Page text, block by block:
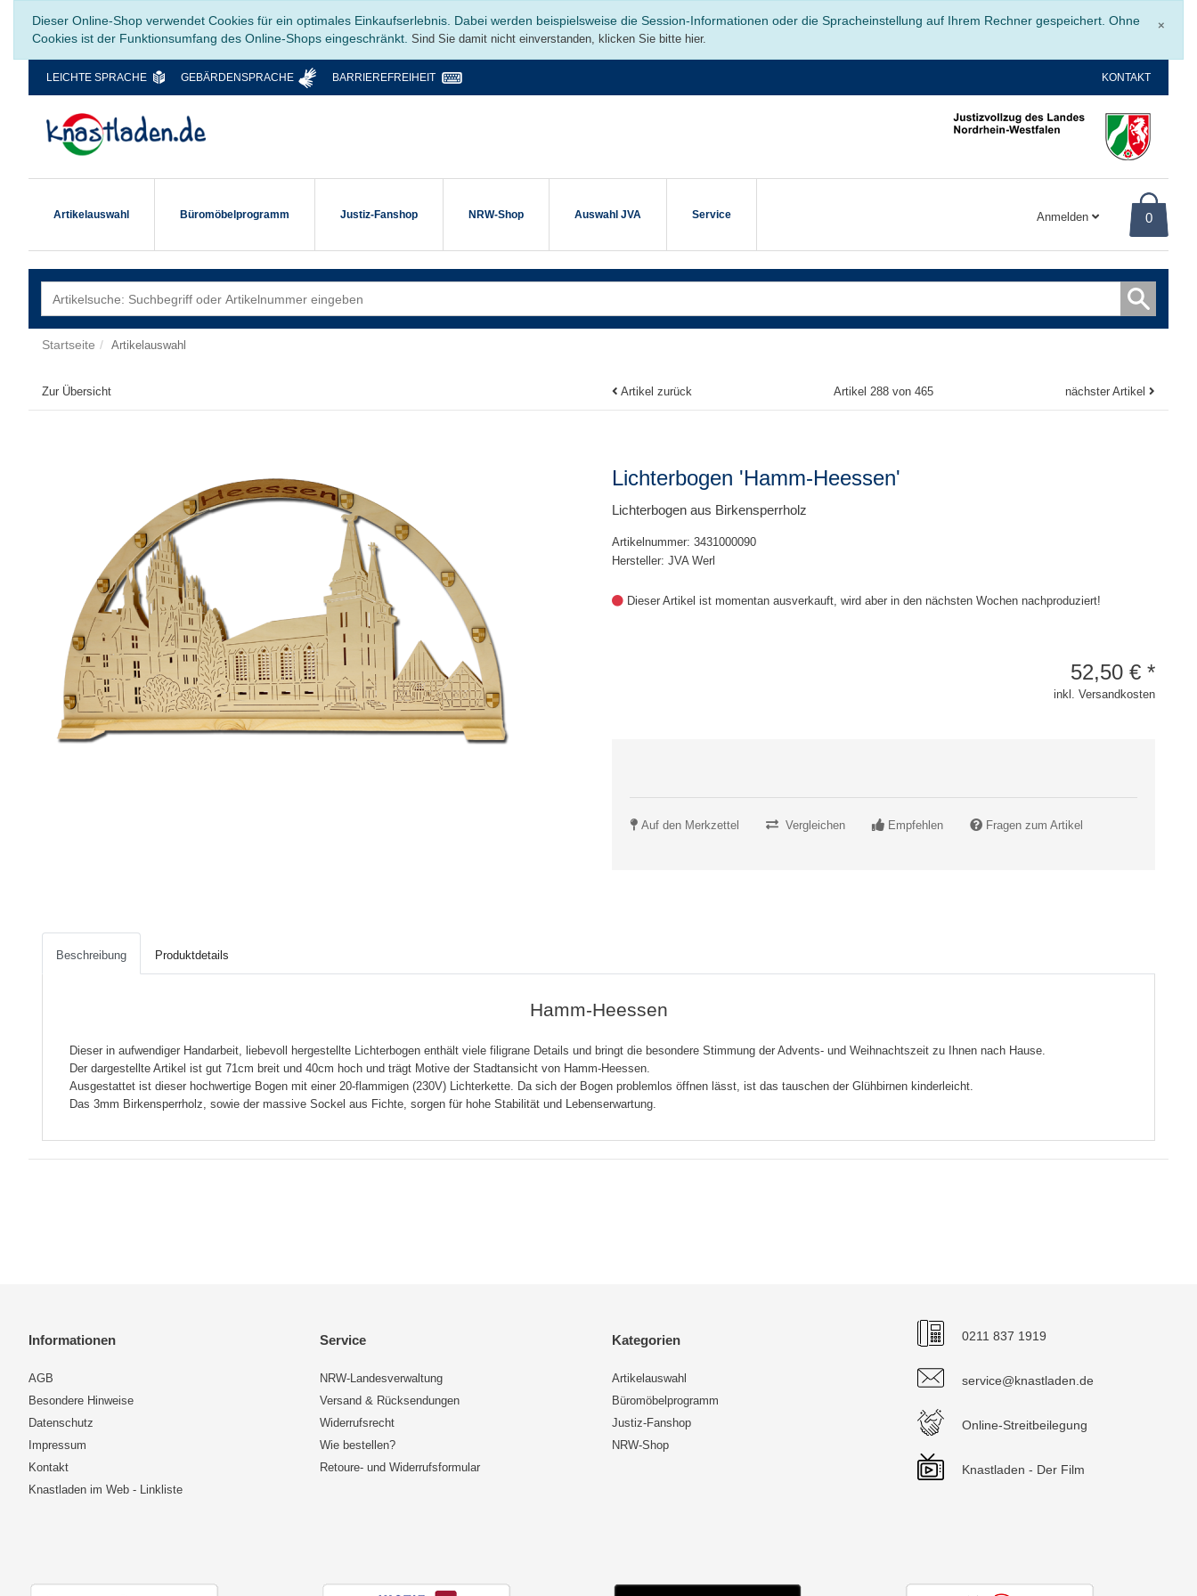
×
Dieser Online-Shop verwendet Cookies für ein optimales Einkaufserlebnis. Dabei werden beispielsweise die Session-Informationen oder die Spracheinstellung auf Ihrem Rechner gespeichert. Ohne
Cookies ist der Funktionsumfang des Online-Shops eingeschränkt. Sind Sie damit nicht einverstanden, klicken Sie bitte hier.
LEICHTE SPRACHE GEBÄRDENSPRACHE BARRIEREFREIHEIT KONTAKT
Artikelauswahl Büromöbelprogramm Justiz-Fanshop NRW-Shop Auswahl JVA Service Anmelden 0
Startseite Artikelauswahl
Zur Übersicht Artikel zurück Artikel 288 von 465 nächster Artikel
Lichterbogen 'Hamm-Heessen'
Lichterbogen aus Birkensperrholz
Artikelnummer: 3431000090
Hersteller: JVA Werl
Dieser Artikel ist momentan ausverkauft, wird aber in den nächsten Wochen nachproduziert!
52,50 € *
inkl. Versandkosten
Auf den Merkzettel Vergleichen Empfehlen Fragen zum Artikel
Beschreibung Produktdetails
Hamm-Heessen
Dieser in aufwendiger Handarbeit, liebevoll hergestellte Lichterbogen enthält viele filigrane Details und bringt die besondere Stimmung der Advents- und Weihnachtszeit zu Ihnen nach Hause.
Der dargestellte Artikel ist gut 71cm breit und 40cm hoch und trägt Motive der Stadtansicht von Hamm-Heessen.
Ausgestattet ist dieser hochwertige Bogen mit einer 20-flammigen (230V) Lichterkette. Da sich der Bogen problemlos öffnen lässt, ist das tauschen der Glühbirnen kinderleicht.
Das 3mm Birkensperrholz, sowie der massive Sockel aus Fichte, sorgen für hohe Stabilität und Lebenserwartung.
Informationen
AGB
Besondere Hinweise
Datenschutz
Impressum
Kontakt
Knastladen im Web - Linkliste
Service
NRW-Landesverwaltung
Versand & Rücksendungen
Widerrufsrecht
Wie bestellen?
Retoure- und Widerrufsformular
Kategorien
Artikelauswahl
Büromöbelprogramm
Justiz-Fanshop
NRW-Shop
0211 837 1919
service@knastladen.de
Online-Streitbeilegung
Knastladen - Der Film